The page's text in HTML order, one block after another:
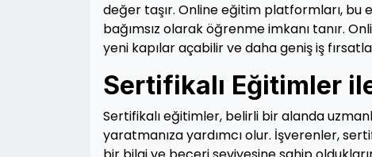
değer taşır. Online eğitim platformları,
bağımsız olarak öğrenme imkanı tanır.
yeni kapılar açabilir ve daha geniş iş
Sertifikalı Eğitimler
Sertifikalı eğitimler, belirli bir alanda
yaratmanıza yardımcı olur. İşverenler,